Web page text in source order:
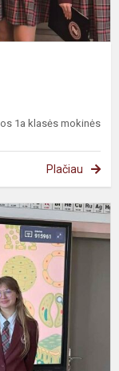
1a klasės mokinės
Plačiau